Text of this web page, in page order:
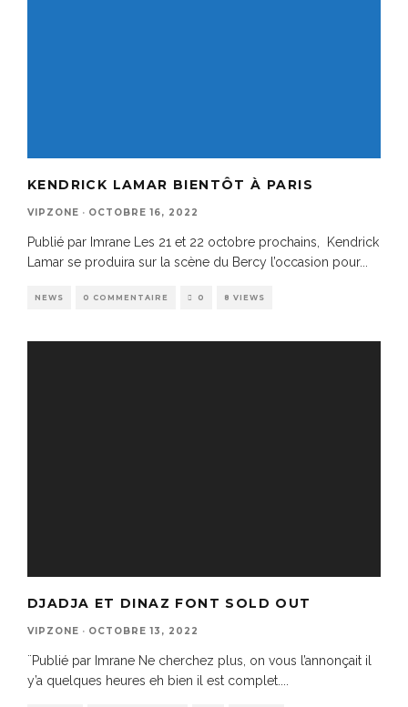
KENDRICK LAMAR BIENTÔT À PARIS
VIPZONE · OCTOBRE 16, 2022
Publié par Imrane Les 21 et 22 octobre prochains, Kendrick
Lamar se produira sur la scène du Bercy l’occasion pour...
NEWS 0 COMMENTAIRE 0 8 VIEWS
DJADJA ET DINAZ FONT SOLD OUT
VIPZONE · OCTOBRE 13, 2022
¨Publié par Imrane Ne cherchez plus, on vous l’annonçait il
y’a quelques heures eh bien il est complet.